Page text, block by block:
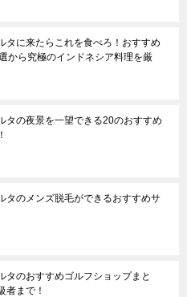
タに来たらこれを食べろ！おすすめ
から究極のインドネシア料理を厳
タの夜景を一望できる20のおすすめ
タのメンズ脱毛ができるおすすめサ
タのおすすめゴルフショップまと
者まで！